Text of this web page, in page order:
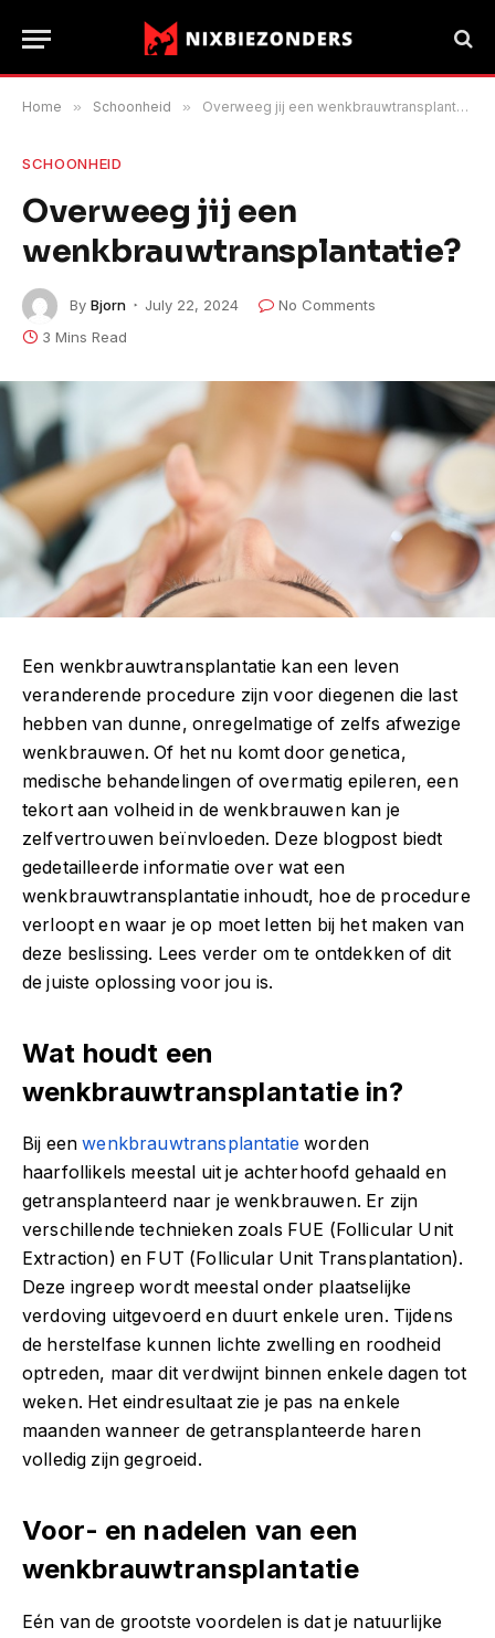
Home » Schoonheid » Overweeg jij een wenkbrauwtransplantatie?
SCHOONHEID
Overweeg jij een
wenkbrauwtransplantatie?
By Bjorn July 22, 2024
No Comments
3 Mins Read
Een wenkbrauwtransplantatie kan een leven
veranderende procedure zijn voor diegenen die last
hebben van dunne, onregelmatige of zelfs afwezige
wenkbrauwen. Of het nu komt door genetica,
medische behandelingen of overmatig epileren, een
tekort aan volheid in de wenkbrauwen kan je
zelfvertrouwen beïnvloeden. Deze blogpost biedt
gedetailleerde informatie over wat een
wenkbrauwtransplantatie inhoudt, hoe de procedure
verloopt en waar je op moet letten bij het maken van
deze beslissing. Lees verder om te ontdekken of dit
de juiste oplossing voor jou is.
Wat houdt een
wenkbrauwtransplantatie in?
Bij eenwenkbrauwtransplantatie worden
haarfollikels meestal uit je achterhoofd gehaald en
getransplanteerd naar je wenkbrauwen. Er zijn
verschillende technieken zoals FUE (Follicular Unit
Extraction) en FUT (Follicular Unit Transplantation).
Deze ingreep wordt meestal onder plaatselijke
verdoving uitgevoerd en duurt enkele uren. Tijdens
de herstelfase kunnen lichte zwelling en roodheid
optreden, maar dit verdwijnt binnen enkele dagen tot
weken. Het eindresultaat zie je pas na enkele
maanden wanneer de getransplanteerde haren
volledig zijn gegroeid.
Voor- en nadelen van een
wenkbrauwtransplantatie
Eén van de grootste voordelen is dat je natuurlijke